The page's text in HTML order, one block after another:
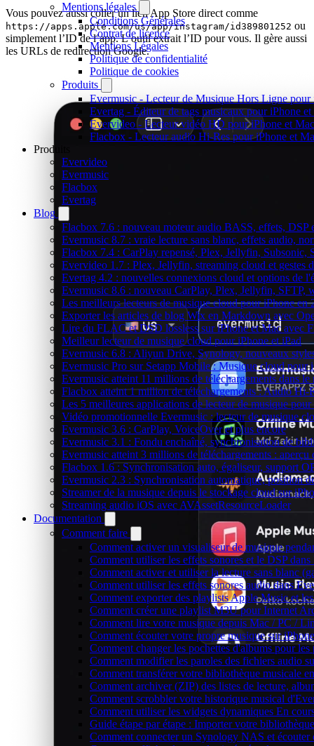
Mentions légales
Conditions Générales
Contrat de licence
Mentions Légales
Politique de confidentialité
Politique de cookies
Produits
Evermusic - Lecteur de Musique Hors Ligne pour
Evertag - Éditeur de tags musicaux pour iPhone
Evervideo - Lecteur vidéo HD pour iPhone et Mac
Flacbox - Lecteur audio Hi-Res pour iPhone et
Produits
Evervideo
Evermusic
Flacbox
Evertag
Blog
Flacbox 7.6 : nouveau moteur audio BASS, effets, DSP
Evermusic 8.7 : vraie lecture sans blanc, effets audio,
Flacbox 7.4 : CarPlay repensé, Plex, Jellyfin, Subsonic,
Evervideo 1.7 : Plex, Jellyfin, streaming cloud et gestes
Evertag 4.2 : nouvelles connexions cloud et options de
Evermusic 8.6 : nouveau CarPlay, Plex, Jellyfin, SFTP,
Les meilleurs lecteurs de musique cloud pour iPhone en
Exporter les articles de blog Wix en Markdown avec
Lire du FLAC et DSD lossless sur iPhone et Mac avec
Meilleur lecteur de musique cloud pour iPhone et iPad
Evermusic 6.8 : Aliyun Drive, Synology, nouveaux
Evermusic Pro sur Setapp Mobile : Musique cloud pour
Evermusic atteint 11 millions de téléchargements dans le
Flacbox atteint 1 million de téléchargements : Audio Hi-
Les 5 meilleures applications de lecteur de musique
Vidéo promotionnelle Evermusic : lecteur de musique
Evermusic 3.6 : CarPlay, VoiceOver et plus encore
Evermusic 3.1 : Fondu enchaîné, synchronisation de
Evermusic atteint 3 millions de téléchargements : aperçu
Flacbox 1.6 : Synchronisation auto, égaliseur, support
Evermusic 2.3 : Synchronisation automatique, position
Streamer de la musique depuis le stockage cloud sur
Streaming audio iOS avec AVAssetResourceLoader
Documentation
Comment faire
Comment activer un visualiseur de musique
Comment utiliser les effets sonores et le DSP
Comment activer et utiliser la lecture sans blanc
Comment utiliser les effets sonores audio dans
Comment exporter des playlists Apple Music et
Comment créer une playlist M3U pour Internet
Comment lire votre musique depuis Mac / PC /
Comment écouter votre propre musique sur
Comment changer les pochettes d'albums pour
Comment modifier les paroles des fichiers audio
Comment transférer votre bibliothèque musicale
Comment archiver (ZIP) des listes de lecture,
Comment scrobbler votre historique musical
Comment utiliser les widgets dynamiques En
Guide étape par étape : Importer votre
Comment connecter un Synology NAS et
Vous pouvez aussi coller un lien App Store direct comme
https://apps.apple.com/us/app/instagram/id389801252 ou
simplement l’ID de l’app. L’outil extrait l’ID pour vous. Il gère aussi
les URLs de redirection Google.